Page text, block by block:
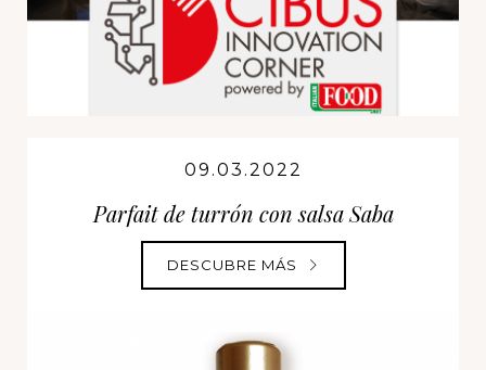
09.03.2022
Parfait de turrón con salsa Saba
DESCUBRE MÁS